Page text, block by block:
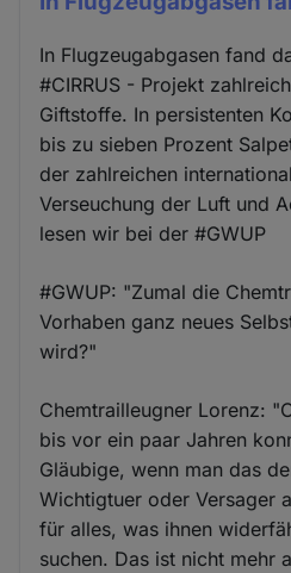
In Flugzeugabgasen fand
#CIRRUS - Projekt
Giftstoffe. In persistenten
bis zu sieben Prozent
der zahlreichen
Verseuchung der Luft und
lesen wir bei der #GWUP
#GWUP: "Zumal die
Vorhaben ganz neues
wird?"
Chemtrailleugner Lorenz:
bis vor ein paar Jahren
Gläubige, wenn man das
Wichtigtuer oder Versager
für alles, was ihnen
suchen. Das ist nicht mehr